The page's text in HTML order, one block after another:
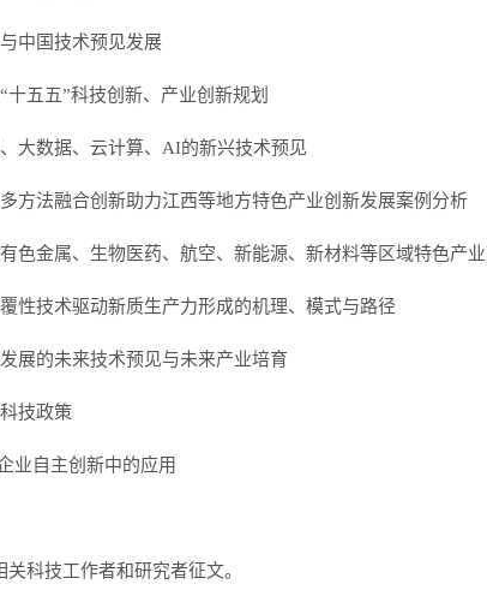
中国技术预见发展
十五五”科技创新、产业创新规划
大数据、云计算、AI的新兴技术预见
方法融合创新助力江西等地方特色产业创新发展案例分析
色金属、生物医药、航空、新能源、新材料等区域特色产
性技术驱动新质生产力形成的机理、模式与路径
展的未来技术预见与未来产业培育
技政策
业自主创新中的应用
关科技工作者和研究者征文。